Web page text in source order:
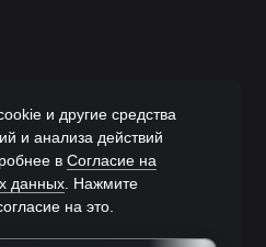
и другие средства
и анализа действий
в Согласие на
данных . Нажмите
на это.